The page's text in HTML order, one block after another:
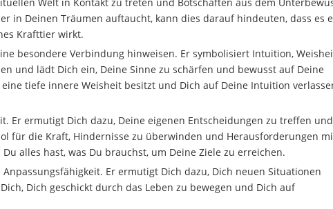
in Deinen Träumen auftaucht, kann dies darauf hindeuten, dass es
Krafttier wirkt.
besondere Verbindung hinweisen. Er symbolisiert Intuition,
und lädt Dich ein, Deine Sinne zu schärfen und bewusst auf Deine
tiefe innere Weisheit besitzt und Dich auf Deine Intuition
Er ermutigt Dich dazu, Deine eigenen Entscheidungen zu treffen und
für die Kraft, Hindernisse zu überwinden und Herausforderungen
alles hast, was Du brauchst, um Deine Ziele zu erreichen.
Er ermutigt Dich dazu, Dich neuen Situationen
Dich geschickt durch das Leben zu bewegen und Dich auf